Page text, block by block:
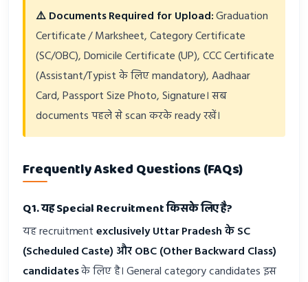
⚠️ Documents Required for Upload:Graduation
Certificate / Marksheet, Category Certificate
(SC/OBC), Domicile Certificate (UP), CCC Certificate
(Assistant/Typist के लिए mandatory), Aadhaar
Card, Passport Size Photo, Signature। सब
documents पहले से scan करके ready रखें।
Frequently Asked Questions (FAQs)
Q1. यह Special Recruitment किसके लिए है?
यह recruitmentexclusively Uttar Pradesh के SC
(Scheduled Caste) और OBC (Other Backward Class)
candidatesके लिए है। General category candidates इस